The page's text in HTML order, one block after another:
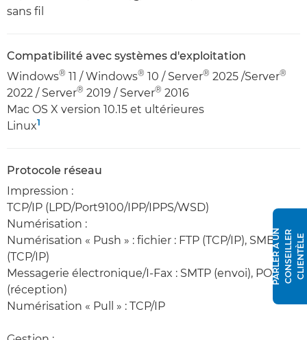
sans fil
Compatibilité avec systèmes d'exploitation
Windows® 11 / Windows® 10 / Server® 2025 /Server®
2022 / Server® 2019 / Server® 2016
Mac OS X version 10.15 et ultérieures
Linux1
Protocole réseau
Impression :
TCP/IP (LPD/Port9100/IPP/IPPS/WSD)
Numérisation :
Numérisation « Push » : fichier : FTP (TCP/IP), SMB 3.1.1
(TCP/IP)
Messagerie électronique/I-Fax : SMTP (envoi), POP3
(réception)
Numérisation « Pull » : TCP/IP
P
A
R
L
E
R
À U
N
C
O
N
S
E
I
L
L
E
R
C
L
I
E
N
T
È
L E